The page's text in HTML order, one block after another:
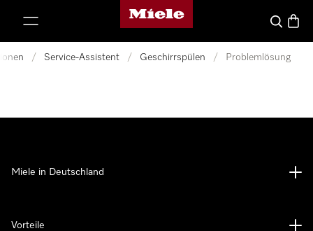
Miele-Homepage
Suche
/ Service-Assistent / Geschirrspülen / Problemlösung
Miele in Deutschland
Vorteile